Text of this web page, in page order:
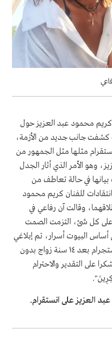
محمود عبد العزيز حول
جانب جديد من الأزمة،
مثلها مثل الجمهور من
وهو الأمر الذي أثار الجدل
في حالة تعاطف من
للفنان كريم محمود
وقالت آن رفاعي في
على كل شئ، التزمت الصمت
أساس البيوت أسرار، تم إبلاغي
بالطلاق من خلال ستوري على انستجرام بعد ١٤ سنة زواج بدون
على التقدير والاحترام
العزيز على انستقرام.